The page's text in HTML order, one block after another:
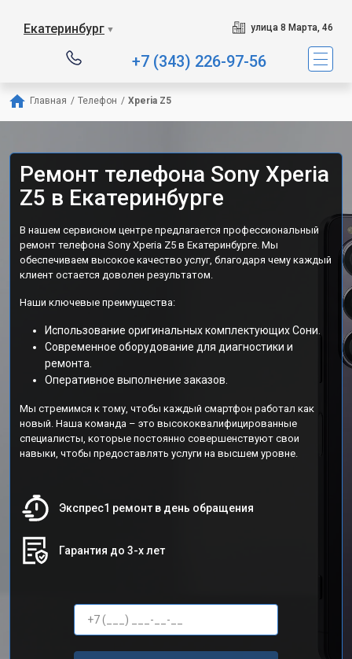
Екатеринбург ▼ улица 8 Марта, 46
+7 (343) 226-97-56
Главная / Телефон / Xperia Z5
Ремонт телефона Sony Xperia
Z5 в Екатеринбурге
В нашем сервисном центре предлагается профессиональный
ремонт телефона Sony Xperia Z5 в Екатеринбурге. Мы
обеспечиваем высокое качество услуг, благодаря чему каждый
клиент остается доволен результатом.
Наши ключевые преимущества:
Использование оригинальных комплектующих Сони.
Современное оборудование для диагностики и
ремонта.
Оперативное выполнение заказов.
Мы стремимся к тому, чтобы каждый смартфон работал как
новый. Наша команда – это высококвалифицированные
специалисты, которые постоянно совершенствуют свои
навыки, чтобы предоставлять услуги на высшем уровне.
Экспрес1 ремонт в день обращения
Гарантия до 3-х лет